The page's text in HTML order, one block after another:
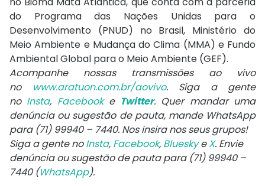
do Programa das Nações Unidas para o
Desenvolvimento (PNUD) no Brasil, Ministério do
Meio Ambiente e Mudança do Clima (MMA) e Fundo
Ambiental Global para o Meio Ambiente (GEF).
Acompanhe nossas transmissões ao vivo
no
www.aratuon.com.br/aovivo. Siga a gente
no Insta, Facebooke Twitter. Quer mandar uma
denúncia ou sugestão de pauta, mande WhatsApp
para (71) 99940 – 7440. Nos insira nos seus grupos!
Siga a gente noInsta, Facebook, BlueskyeX. Envie
denúncia ou sugestão de pauta para (71) 99940 –
7440 (WhatsApp).